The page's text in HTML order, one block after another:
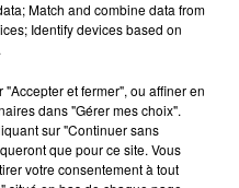
SE FAIRE
RESSORT DE LA...
la clinique qui a
et présenté ses
Match and combine data from
Identify devices based on
et fermer", ou affiner en
dans "Gérer mes choix".
sur "Continuer sans
que pour ce site. Vous
votre consentement à tout